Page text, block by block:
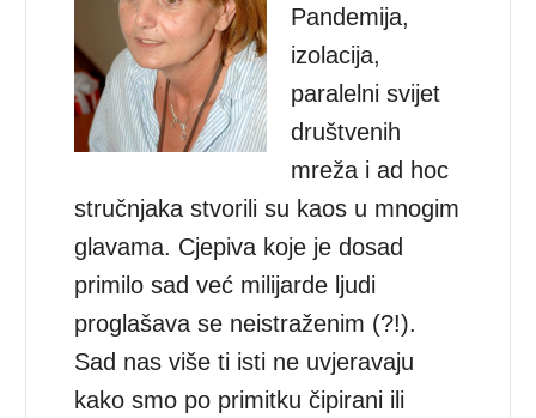
Pandemija,
izolacija,
paralelni svijet
društvenih
mreža i ad hoc
stručnjaka stvorili su kaos u mnogim
glavama. Cjepiva koje je dosad
primilo sad već milijarde ljudi
proglašava se neistraženim (?!).
Sad nas više ti isti ne uvjeravaju
kako smo po primitku čipirani ili